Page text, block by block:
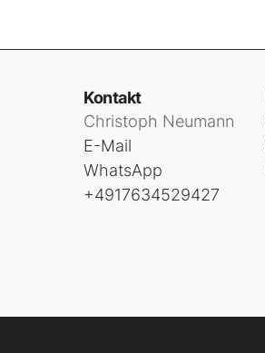
Kontakt
Christoph Neumann
E-Mail
WhatsApp
+4917634529427